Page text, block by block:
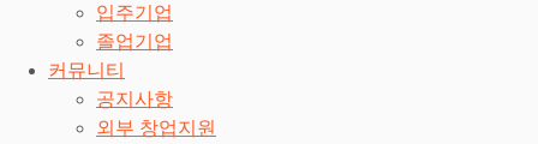
입주기업
졸업기업
커뮤니티
공지사항
외부 창업지원